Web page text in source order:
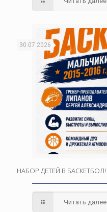
30.07.2026
НАБОР ДЕТЕЙ В БАСКЕТБОЛ!
Читать далее